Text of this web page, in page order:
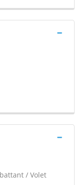
/ Volet